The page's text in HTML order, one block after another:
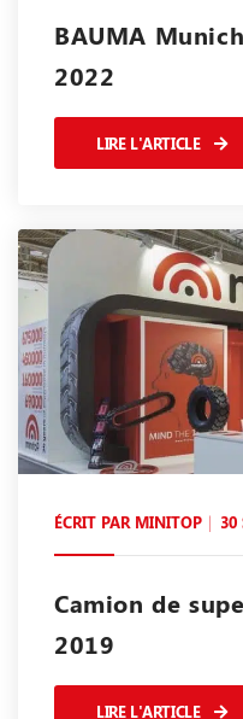
BAUMA
2022
LIRE L'ARTICLE
ÉCRIT PAR MINITOP 30
Camion de
2019
LIRE L'ARTICLE